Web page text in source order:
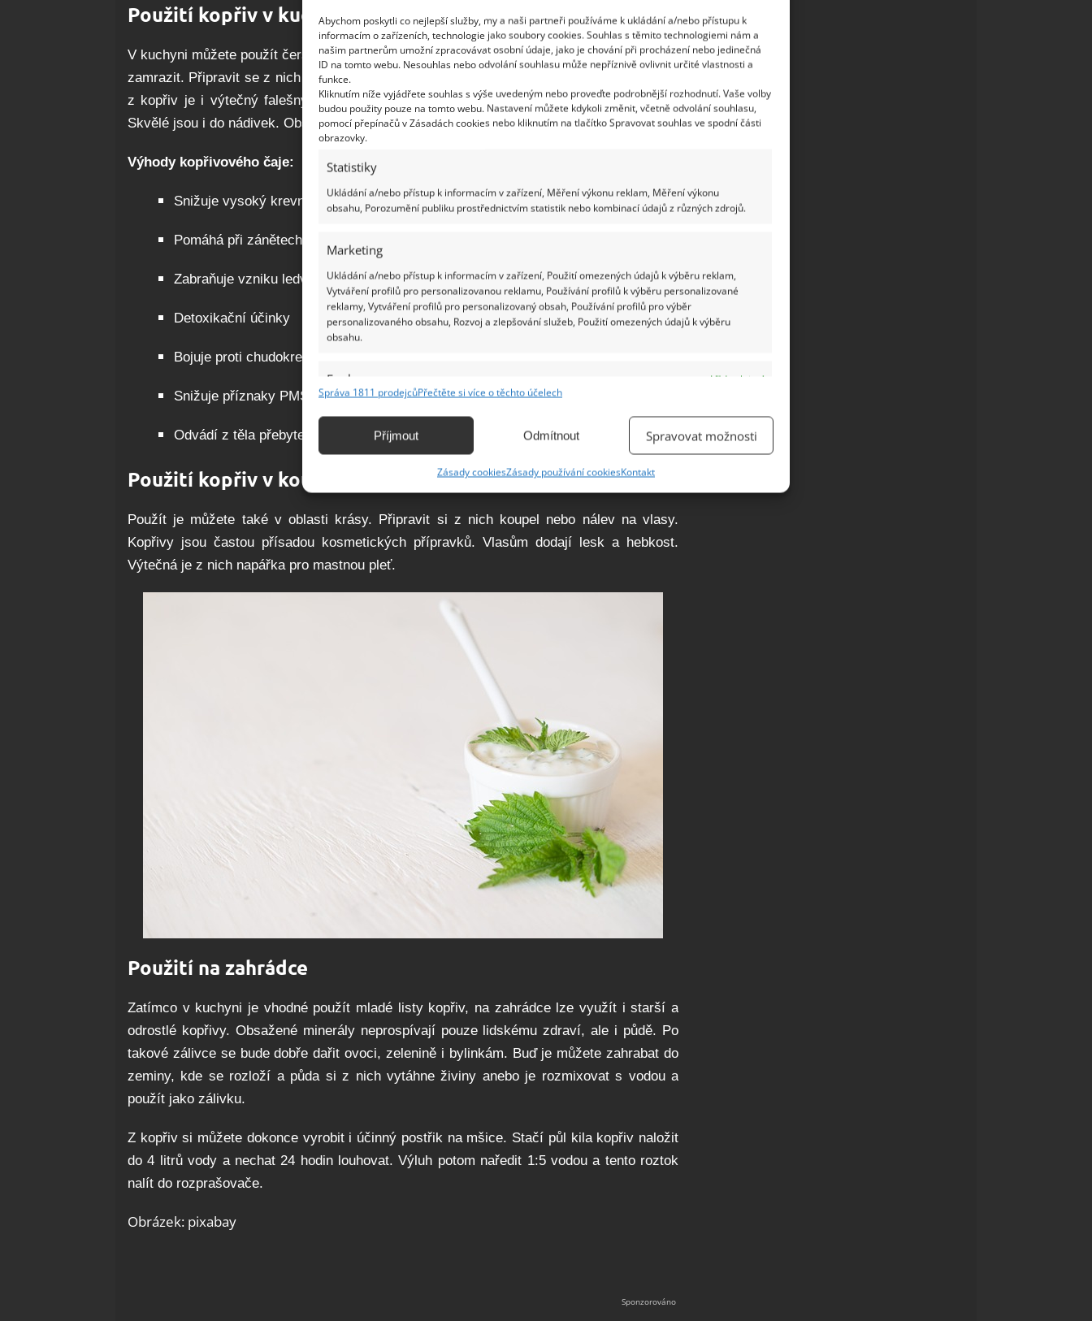
Abychom poskytli co nejlepší služby, my a naši partneři používáme k ukládání a/nebo přístupu k
informacím o zařízeních, technologie jako soubory cookies. Souhlas s těmito technologiemi nám a
našim partnerům umožní zpracovávat osobní údaje, jako je chování při procházení nebo jedinečná
ID na tomto webu. Nesouhlas nebo odvolání souhlasu může nepříznivě ovlivnit určité vlastnosti a
funkce.
Kliknutím níže vyjádřete souhlas s výše uvedeným nebo proveďte podrobnější rozhodnutí. Vaše volby
budou použity pouze na tomto webu. Nastavení můžete kdykoli změnit, včetně odvolání souhlasu,
pomocí přepínačů v Zásadách cookies nebo kliknutím na tlačítko Spravovat souhlas ve spodní části
obrazovky.
Statistiky
Ukládání a/nebo přístup k informacím v zařízení, Měření výkonu reklam, Měření výkonu
obsahu, Porozumění publiku prostřednictvím statistik nebo kombinací údajů z různých zdrojů.
Marketing
Ukládání a/nebo přístup k informacím v zařízení, Použití omezených údajů k výběru reklam,
Vytváření profilů pro personalizovanou reklamu, Používání profilů k výběru personalizované
reklamy, Vytváření profilů pro personalizovaný obsah, Používání profilů pro výběr
personalizovaného obsahu, Rozvoj a zlepšování služeb, Použití omezených údajů k výběru
obsahu.
Funkce
Vždy aktivní
Identifikace zařízení na základě automaticky přenášených informací.
základě aktivně vyžádaných informací.
Zajištění bezpečnosti, předcházení a zjišťování podvodů a
odstraňování chyb, Poskytování a zobrazování reklamy a obsahu,
Ukládání a sdělování voleb ochrany osobních údajů.
Správa 1811 prodejcůPřečtěte si více o těchto účelech
Příjmout Odmítnout Spravovat možnosti
Zásady cookiesZásady používání cookiesKontakt
Použití kopřiv v kuchyni
V kuchyni můžete použít čerstvé kopřivy, sušené nebo i mražené, když je nasekáte a dáte
zamrazit. Připravit se z nich dá zdravý a pročisťující čaj, hodí se do polévek, pomazánek,
z kopřiv je i výtečný falešný špenát. Nebo můžete smíchat špenát i mladé listy kopřiv.
Skvělé jsou i do nádivek. Obsahují draslík, fosfor, železo, dusík, zinek.
Výhody kopřivového čaje:
Snižuje vysoký krevní tlak
Pomáhá při zánětech močových cest
Zabraňuje vzniku ledvinových kamenů
Detoxikační účinky
Bojuje proti chudokrevnosti – obsahuje hodně železa
Snižuje příznaky PMS
Odvádí z těla přebytečnou vodu
Použití kopřiv v koupelně
Použít je můžete také v oblasti krásy. Připravit si z nich koupel nebo nálev na vlasy.
Kopřivy jsou častou přísadou kosmetických přípravků. Vlasům dodají lesk a hebkost.
Výtečná je z nich napářka pro mastnou pleť.
Použití na zahrádce
Zatímco v kuchyni je vhodné použít mladé listy kopřiv, na zahrádce lze využít i starší a
odrostlé kopřivy. Obsažené minerály neprospívají pouze lidskému zdraví, ale i půdě. Po
takové zálivce se bude dobře dařit ovoci, zelenině i bylinkám. Buď je můžete zahrabat do
zeminy, kde se rozloží a půda si z nich vytáhne živiny anebo je rozmixovat s vodou a
použít jako zálivku.
Z kopřiv si můžete dokonce vyrobit i účinný postřik na mšice. Stačí půl kila kopřiv naložit
do 4 litrů vody a nechat 24 hodin louhovat. Výluh potom naředit 1:5 vodou a tento roztok
nalít do rozprašovače.
Obrázek: pixabay